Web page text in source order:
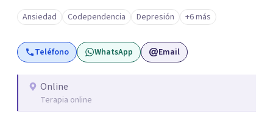
pasando. No dudes en comunicarte a fin de comenzar a
resolver la situación que está generando esa angustia.
Ansiedad Codependencia Depresión +6 más
Teléfono WhatsApp Email
Online
Terapia online